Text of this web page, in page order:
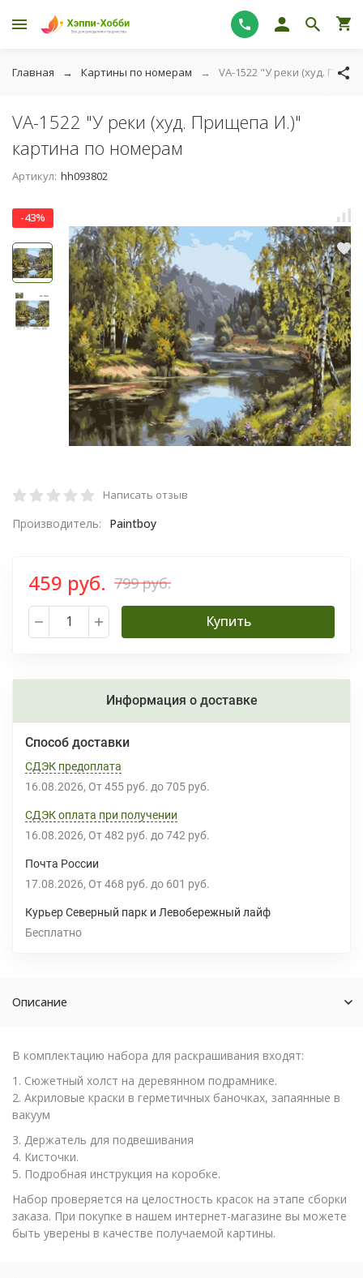
Главная Картины по номерам VA-1522 "У реки (худ.
VA-1522 "У реки (худ. Прищепа И.)"
картина по номерам
Артикул: hh093802
-43%
Написать отзыв
Производитель: Paintboy
459 руб. 799 руб.
Купить
Информация о доставке
Способ доставки
СДЭК предоплата
16.08.2026 От 455 руб. до 705 руб.
СДЭК оплата при получении
16.08.2026 От 482 руб. до 742 руб.
Почта России
17.08.2026 От 468 руб. до 601 руб.
Курьер Северный парк и Левобережный лайф
Бесплатно
Описание
В комплектацию набора для раскрашивания входят:
1. Сюжетный холст на деревянном подрамнике.
2. Акриловые краски в герметичных баночках, запаянные в
вакуум
3. Держатель для подвешивания
4. Кисточки.
5. Подробная инструкция на коробке.
Набор проверяется на целостность красок на этапе сборки
заказа. При покупке в нашем интернет-магазине вы можете
быть уверены в качестве получаемой картины.